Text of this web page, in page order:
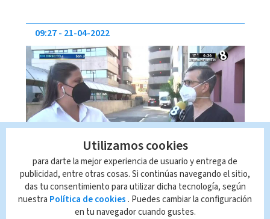
Aumentan infecciones
respiratorias y
gastrointestinales
09:27 21-04-2022
Utilizamos cookies
para darte la mejor experiencia de usuario y entrega de
publicidad, entre otras cosas. Si continúas navegando el sitio,
das tu consentimiento para utilizar dicha tecnología, según
nuestra Política de cookies . Puedes cambiar la configuración
en tu navegador cuando gustes.